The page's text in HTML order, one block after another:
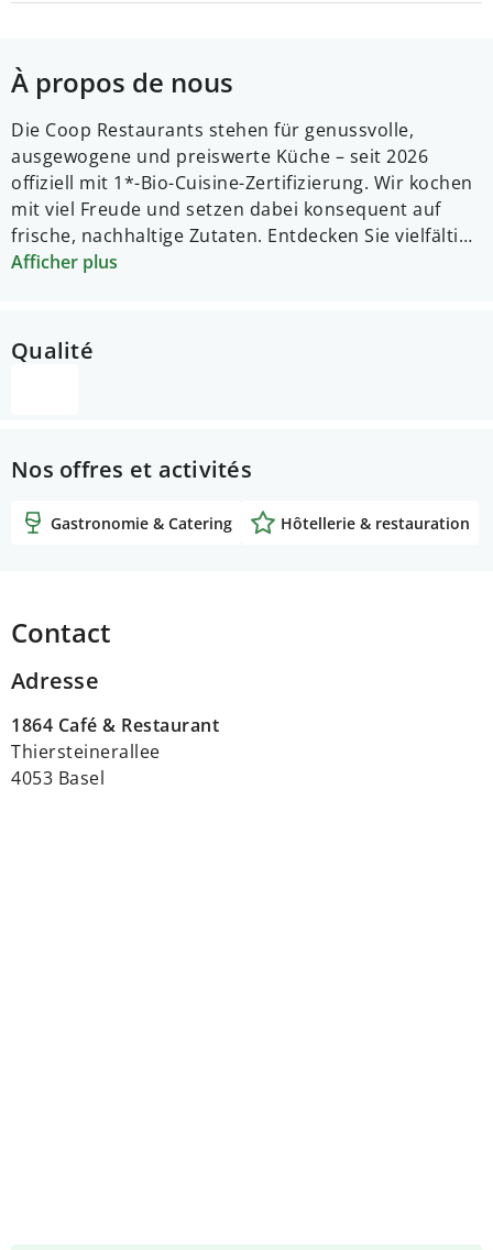
À propos de nous
Die Coop Restaurants stehen für genussvolle,
ausgewogene und preiswerte Küche – seit 2026
offiziell mit 1*-Bio-Cuisine-Zertifizierung. Wir kochen
mit viel Freude und setzen dabei konsequent auf
frische, nachhaltige Zutaten. Entdecken Sie vielfältige
Buffets, die schnelle Selbstbedienung und frisch
geniessen Sie Qualität, die zu jedem Budget passt –
unkompliziert, herzlich und immer lecker.
Afficher plus
Qualité
Nos offres et activités
Gastronomie & Catering Hôtellerie & restauration
Contact
Adresse
1864 Café & Restaurant
Thiersteinerallee
4053 Basel